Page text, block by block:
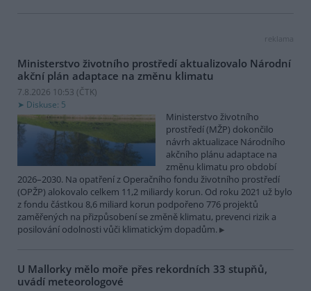
reklama
Ministerstvo životního prostředí aktualizovalo Národní
akční plán adaptace na změnu klimatu
7.8.2026 10:53 (ČTK)
Diskuse: 5
Ministerstvo životního
prostředí (MŽP) dokončilo
návrh aktualizace Národního
akčního plánu adaptace na
změnu klimatu pro období
2026–2030. Na opatření z Operačního fondu životního prostředí
(OPŽP) alokovalo celkem 11,2 miliardy korun. Od roku 2021 už bylo
z fondu částkou 8,6 miliard korun podpořeno 776 projektů
zaměřených na přizpůsobení se změně klimatu, prevenci rizik a
posilování odolnosti vůči klimatickým dopadům.
U Mallorky mělo moře přes rekordních 33 stupňů,
uvádí meteorologové